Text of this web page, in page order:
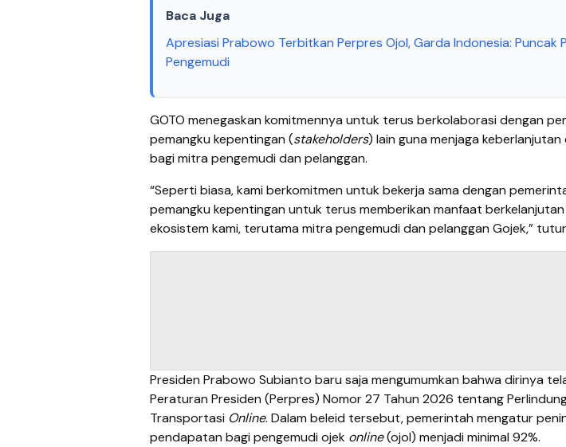
Baca Juga
Apresiasi Prabowo Terbitkan Perpres Ojol, Garda Indonesia: Puncak
Pengemudi
GOTO menegaskan komitmennya untuk terus berkolaborasi dengan
pemangku kepentingan (stakeholders) lain guna menjaga
bagi mitra pengemudi dan pelanggan.
“Seperti biasa, kami berkomitmen untuk bekerja sama dengan
pemangku kepentingan untuk terus memberikan manfaat
ekosistem kami, terutama mitra pengemudi dan pelanggan Gojek,”
Presiden Prabowo Subianto baru saja mengumumkan bahwa dirinya
Peraturan Presiden (Perpres) Nomor 27 Tahun 2026 tentang
Transportasi Online. Dalam beleid tersebut, pemerintah mengatur
pendapatan bagi pengemudi ojek online(ojol) menjadi minimal 92%.